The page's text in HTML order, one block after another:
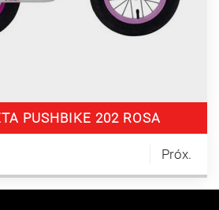
PUSHBIKE 202 ROSA
Próx.